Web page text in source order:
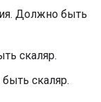
Должно быть
скаляр.
скаляр.